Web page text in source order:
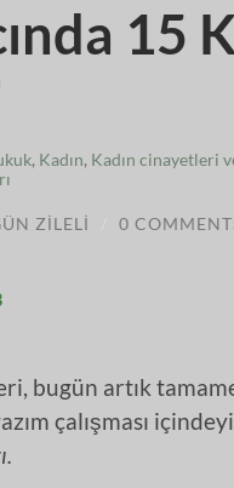
15
, Kadın, Kadın cinayetleri
ZILELI 0
bugün artık
çalışması